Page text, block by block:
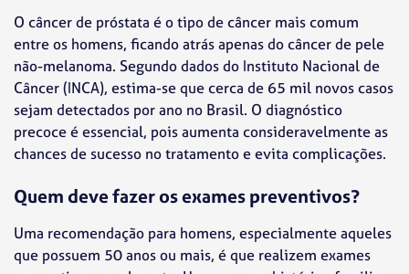
O câncer de próstata é o tipo de câncer mais comum
entre os homens, ficando atrás apenas do câncer de pele
não-melanoma. Segundo dados do Instituto Nacional de
Câncer (INCA), estima-se que cerca de 65 mil novos casos
sejam detectados por ano no Brasil. O diagnóstico
precoce é essencial, pois aumenta consideravelmente as
chances de sucesso no tratamento e evita complicações.
Quem deve fazer os exames preventivos?
Uma recomendação para homens, especialmente aqueles
que possuem 50 anos ou mais, é que realizem exames